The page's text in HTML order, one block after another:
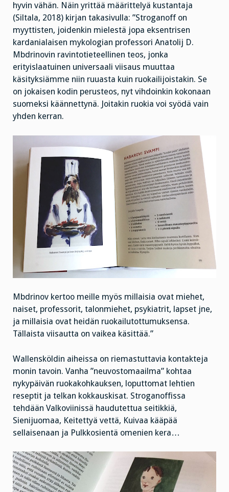
hyvin vähän. Näin yrittää määrittelyä kustantaja
(Siltala, 2018) kirjan takasivulla: ”Stroganoff on
myyttisten, joidenkin mielestä jopa eksentrisen
kardanialaisen mykologian professori Anatolij D.
Mbdrinovin ravintotieteellinen teos, jonka
erityislaatuinen universaali viisaus muuttaa
käsityksiämme niin ruuasta kuin ruokailijoistakin. Se
on jokaisen kodin perusteos, nyt vihdoinkin kokonaan
suomeksi käännettynä. Joitakin ruokia voi syödä vain
yhden kerran.
Mbdrinov kertoo meille myös millaisia ovat miehet,
naiset, professorit, talonmiehet, psykiatrit, lapset jne,
ja millaisia ovat heidän ruokailutottumuksensa.
Tällaista viisautta on vaikea käsittää.”
Wallensköldin aiheissa on riemastuttavia kontakteja
monin tavoin. Vanha ”neuvostomaailma” kohtaa
nykypäivän ruokakohkauksen, loputtomat lehtien
reseptit ja telkan kokkauskisat. Stroganoffissa
tehdään Valkoviinissä haudutettua seitikkiä,
Sienijuomaa, Keitettyä vettä, Kuivaa kääpää
sellaisenaan ja Pulkkosientä omenien kera…